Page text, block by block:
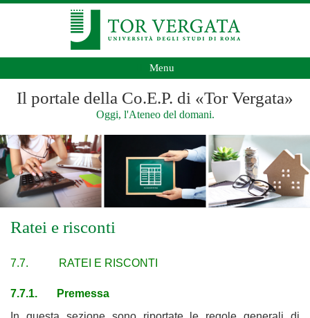
Menu
Il portale della Co.E.P. di «Tor Vergata»
Oggi, l'Ateneo del domani.
Ratei e risconti
7.7. RATEI E RISCONTI
7.7.1. Premessa